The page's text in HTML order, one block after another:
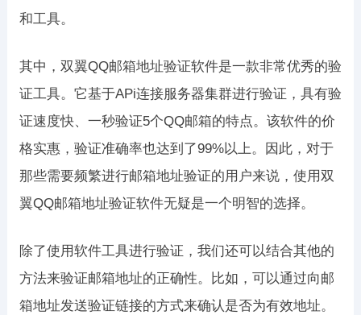
和工具。
其中，双翼QQ邮箱地址验证软件是一款非常优秀的验
证工具。它基于APi连接服务器集群进行验证，具有验
证速度快、一秒验证5个QQ邮箱的特点。该软件的价
格实惠，验证准确率也达到了99%以上。因此，对于
那些需要频繁进行邮箱地址验证的用户来说，使用双
翼QQ邮箱地址验证软件无疑是一个明智的选择。
除了使用软件工具进行验证，我们还可以结合其他的
方法来验证邮箱地址的正确性。比如，可以通过向邮
箱地址发送验证链接的方式来确认是否为有效地址。